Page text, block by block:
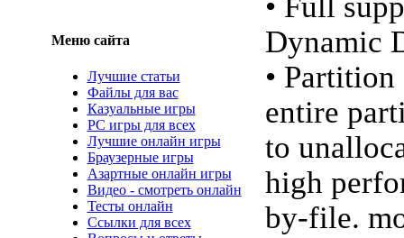
Меню сайта
Лучшие статьи
Файлы для вас
Казуальные игры
PC игры для всех
Лучшие онлайн игры
Браузерные игры
Азартные онлайн игры
Видео - смотреть онлайн
Тесты онлайн
Ссылки для всех
Dynamic
•
entire
to
high
by-file.